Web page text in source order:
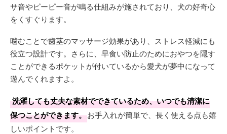
サ音やピーピー音が鳴る仕組みが施されており、犬の好奇心
をくすぐります。
噛むことで歯茎のマッサージ効果があり、ストレス軽減にも
役立つ設計です。さらに、早食い防止のためにおやつを隠す
ことができるポケットが付いているから愛犬が夢中になって
遊んでくれますよ。
洗濯しても丈夫な素材でできているため、いつでも清潔に
保つことができます。お手入れが簡単で、長く使える点も嬉
しいポイントです。